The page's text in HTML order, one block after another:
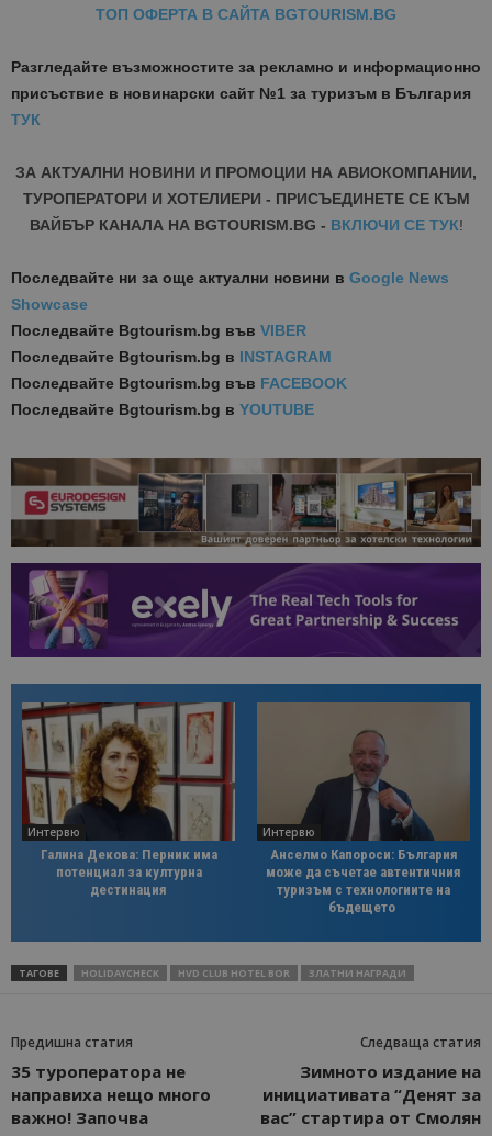
ТОП ОФЕРТА В САЙТА BGTOURISM.BG
Разгледайте възможностите за рекламно и информационно
присъствие в новинарски сайт №1 за туризъм в България
ТУК
ЗА АКТУАЛНИ НОВИНИ И ПРОМОЦИИ НА АВИОКОМПАНИИ,
ТУРОПЕРАТОРИ И ХОТЕЛИЕРИ - ПРИСЪЕДИНЕТЕ СЕ КЪМ
ВАЙБЪР КАНАЛА НА BGTOURISM.BG - ВКЛЮЧИ СЕ ТУК!
Последвайте ни за още актуални новини в Google News
Showcase
Последвайте Bgtourism.bg във VIBER
Последвайте Bgtourism.bg в INSTAGRAM
Последвайте Bgtourism.bg във FACEBOOK
Последвайте Bgtourism.bg в YOUTUBE
Интервю
Галина Декова: Перник има
потенциал за културна
дестинация
Интервю
Анселмо Капороси: България
може да съчетае автентичния
туризъм с технологиите на
бъдещето
ТАГОВЕ HOLIDAYCHECK HVD CLUB HOTEL BOR ЗЛАТНИ НАГРАДИ
Предишна статия
35 туроператора не
направиха нещо много
важно! Започва
Следваща статия
Зимното издание на
инициативата “Денят за
вас” стартира от Смолян